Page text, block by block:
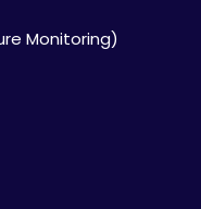
Monitoring)